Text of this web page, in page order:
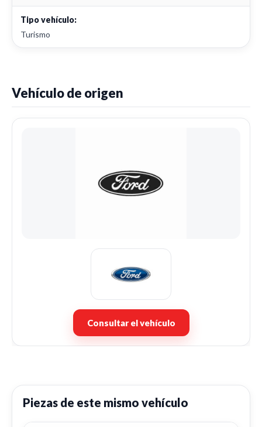
Tipo vehículo:
Turismo
Vehículo de origen
Consultar el vehículo
Piezas de este mismo vehículo